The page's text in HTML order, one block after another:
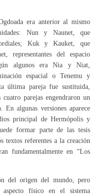
era anterior al mismo
Nun y Naunet, que
Kuk y Kauket, que
representantes del espacio
algunos era Nia y Niat,
espacial o Tenemu y
última pareja fue sustituida,
parejas engendraron un
algunas versiones aparece
principal de Hermópolis y
formar parte de las tesis
textos referentes a la creación
fundamentalmente en “Los
del origen del mundo, pero
aspecto físico en el sistema